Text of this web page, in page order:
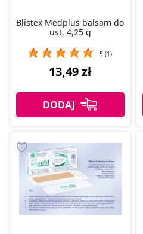
Blistex Medplus balsam do
ust, 4,25 g
5 (1)
13,49 zł